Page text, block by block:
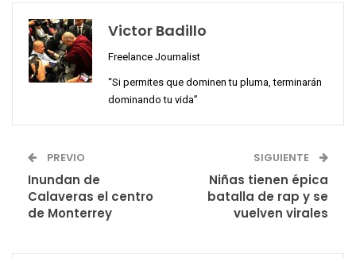
Victor Badillo
Freelance Journalist
“Si permites que dominen tu pluma, terminarán
dominando tu vida”
PREVIO
Inundan de
Calaveras el centro
de Monterrey
SIGUIENTE
Niñas tienen épica
batalla de rap y se
vuelven virales